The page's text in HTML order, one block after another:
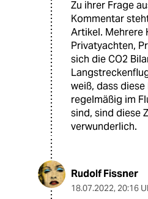
Zu ihrer Frage
Kommentar
Artikel. Mehrere
Privatyachten,
sich die CO2
weiß, dass diese
regelmäßig im
sind, sind diese
verwunderlich.
Rudolf Fissner
18.07.2022, 20:16